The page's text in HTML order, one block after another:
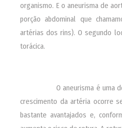
organismo. E o aneurisma de
porção abdominal que
artérias dos rins). O segundo
torácica.
O aneurisma é uma
crescimento da artéria ocorre
bastante avantajados e,